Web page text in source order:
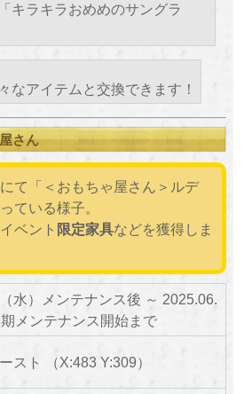
キラキラおめめのサングラ
なアイテムと交換できます！
さん
て「＜おもちゃ屋さん＞ルデ
ている様子。
ベント 限定家具などを獲得しま
水）メンテナンス後 ～ 2025.06.
メンテナンス開始まで
スト （X:483 Y:309）